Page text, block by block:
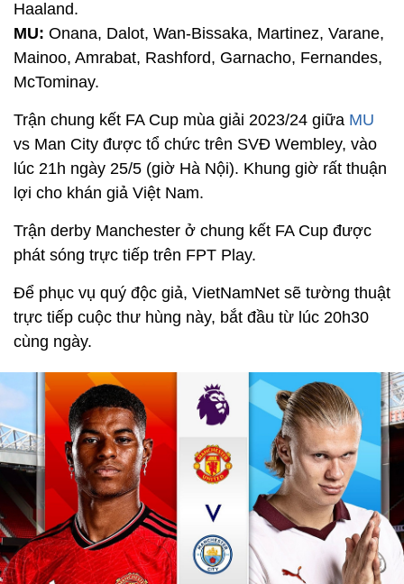
Haaland.
MU: Onana, Dalot, Wan-Bissaka, Martinez, Varane,
Mainoo, Amrabat, Rashford, Garnacho, Fernandes,
McTominay.
Trận chung kết FA Cup mùa giải 2023/24 giữa MU
vs Man City được tổ chức trên SVĐ Wembley, vào
lúc 21h ngày 25/5 (giờ Hà Nội). Khung giờ rất thuận
lợi cho khán giả Việt Nam.
Trận derby Manchester ở chung kết FA Cup được
phát sóng trực tiếp trên FPT Play.
Để phục vụ quý độc giả, VietNamNet sẽ tường thuật
trực tiếp cuộc thư hùng này, bắt đầu từ lúc 20h30
cùng ngày.